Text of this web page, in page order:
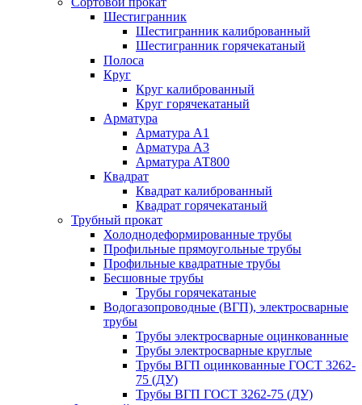
Шестигранник
Шестигранник калиброванный
Шестигранник горячекатаный
Полоса
Круг
Круг калиброванный
Круг горячекатаный
Арматура
Арматура А1
Арматура А3
Арматура АТ800
Квадрат
Квадрат калиброванный
Квадрат горячекатаный
Трубный прокат
Холоднодеформированные трубы
Профильные прямоугольные трубы
Профильные квадратные трубы
Бесшовные трубы
Трубы горячекатаные
Водогазопроводные (ВГП), электросварные
трубы
Трубы электросварные оцинкованные
Трубы электросварные круглые
Трубы ВГП оцинкованные ГОСТ 3262-
75 (ДУ)
Трубы ВГП ГОСТ 3262-75 (ДУ)